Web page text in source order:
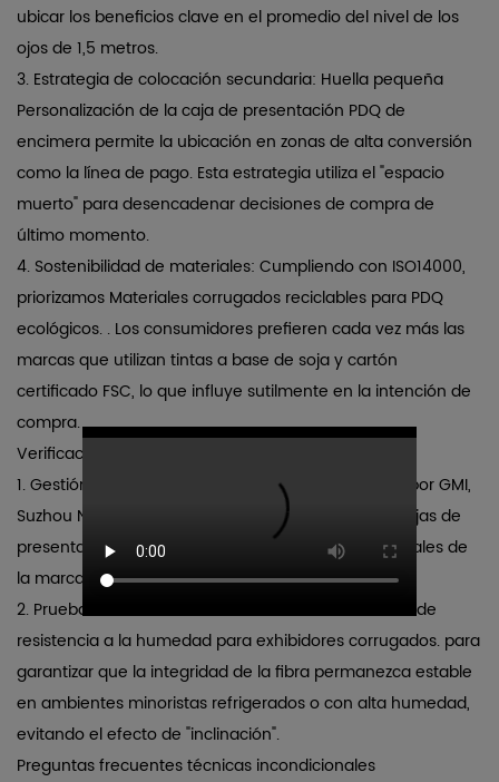
ubicar los beneficios clave en el promedio del nivel de los
ojos de 1,5 metros.
3. Estrategia de colocación secundaria: Huella pequeña
Personalización de la caja de presentación PDQ de
encimera permite la ubicación en zonas de alta conversión
como la línea de pago. Esta estrategia utiliza el "espacio
muerto" para desencadenar decisiones de compra de
último momento.
4. Sostenibilidad de materiales: Cumpliendo con ISO14000,
priorizamos Materiales corrugados reciclables para PDQ
ecológicos. . Los consumidores prefieren cada vez más las
marcas que utilizan tintas a base de soja y cartón
certificado FSC, lo que influye sutilmente en la intención de
compra.
Verificación de Calidad y Normas Técnicas
1.Gestión de color GMI:
Como impresor certificado por GMI,
Suzhou New Century garantiza que cada lote de
Cajas de
presentación PDQcoincide con los estándares globales de
la marca en diferentes series de producción.
2. Pruebas de estrés ambiental:realizamosPruebas de
resistencia a la humedad para exhibidores corrugados. para
garantizar que la integridad de la fibra permanezca estable
en ambientes minoristas refrigerados o con alta humedad,
evitando el efecto de "inclinación".
Preguntas frecuentes técnicas incondicionales